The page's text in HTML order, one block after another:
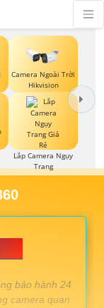
Camera Ngoài Trời
Hikvision
Lắp Camera Ngụy
Trang
bảo hành 24
camera quan